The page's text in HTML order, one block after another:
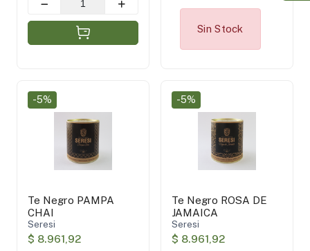
Sin Stock
-5%
Te Negro PAMPA
CHAI
Seresi
$ 8.961,92
-5%
Te Negro ROSA DE
JAMAICA
Seresi
$ 8.961,92